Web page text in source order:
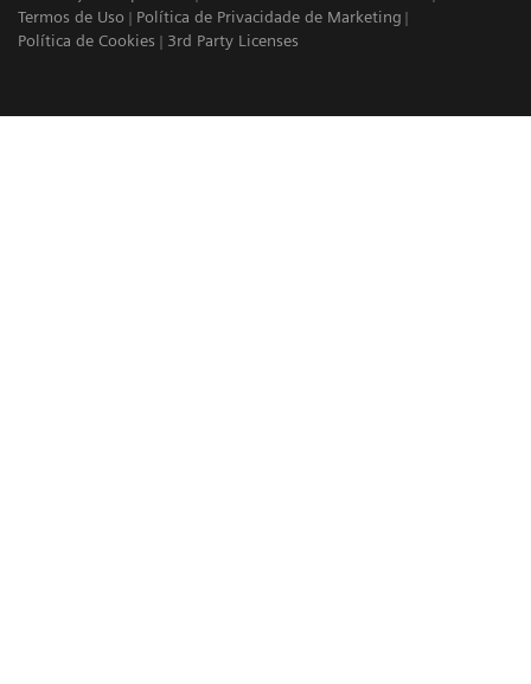
Termos de Uso
Política de Privacidade de Marketing
Política de Cookies
3rd Party Licenses